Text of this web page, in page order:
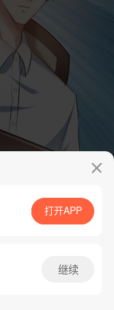
App免费看
打开APP
继续